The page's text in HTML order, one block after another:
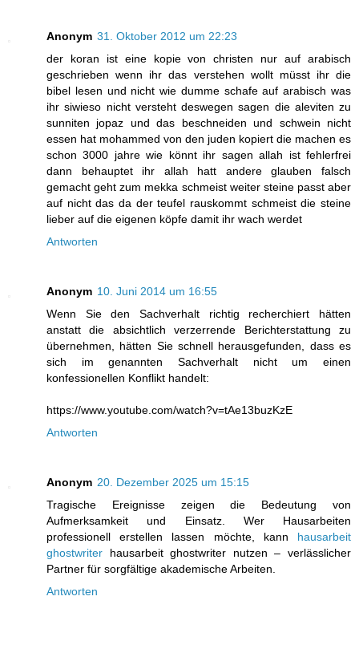
Anonym 31. Oktober 2012 um 22:23
der koran ist eine kopie von christen nur auf arabisch
geschrieben wenn ihr das verstehen wollt müsst ihr die
bibel lesen und nicht wie dumme schafe auf arabisch was
ihr siwieso nicht versteht deswegen sagen die aleviten zu
sunniten jopaz und das beschneiden und schwein nicht
essen hat mohammed von den juden kopiert die machen es
schon 3000 jahre wie könnt ihr sagen allah ist fehlerfrei
dann behauptet ihr allah hatt andere glauben falsch
gemacht geht zum mekka schmeist weiter steine passt aber
auf nicht das da der teufel rauskommt schmeist die steine
lieber auf die eigenen köpfe damit ihr wach werdet
Antworten
Anonym 10. Juni 2014 um 16:55
Wenn Sie den Sachverhalt richtig recherchiert hätten
anstatt die absichtlich verzerrende Berichterstattung zu
übernehmen, hätten Sie schnell herausgefunden, dass es
sich im genannten Sachverhalt nicht um einen
konfessionellen Konflikt handelt:
https://www.youtube.com/watch?v=tAe13buzKzE
Antworten
Anonym 20. Dezember 2025 um 15:15
Tragische Ereignisse zeigen die Bedeutung von
Aufmerksamkeit und Einsatz. Wer Hausarbeiten
professionell erstellen lassen möchte, kann hausarbeit
ghostwriter hausarbeit ghostwriter nutzen – verlässlicher
Partner für sorgfältige akademische Arbeiten.
Antworten